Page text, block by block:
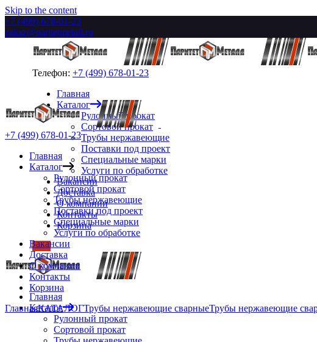
Skip to the content
+7 (499) 678-01-23
zakaz@paritetmetall.ru
Телефон: +7 (499) 678-01-23
Главная
Каталог
Рулонный прокат
Сортовой прокат
Трубы нержавеющие
Поставки под проект
Специальные марки
Услуги по обработке
Вакансии
Доставка
О компании
Контакты
Корзина
Главная
Каталог
Рулонный прокат
Сортовой прокат
+7 (499) 678-01-23
Главная
Каталог
Рулонный прокат
Сортовой прокат
Трубы нержавеющие
Поставки под проект
Специальные марки
Услуги по обработке
Вакансии
Доставка
О компании
Контакты
Корзина
ГлавнаяКАТАЛОГТрубы нержавеющие сварныеТрубы нержавеющие